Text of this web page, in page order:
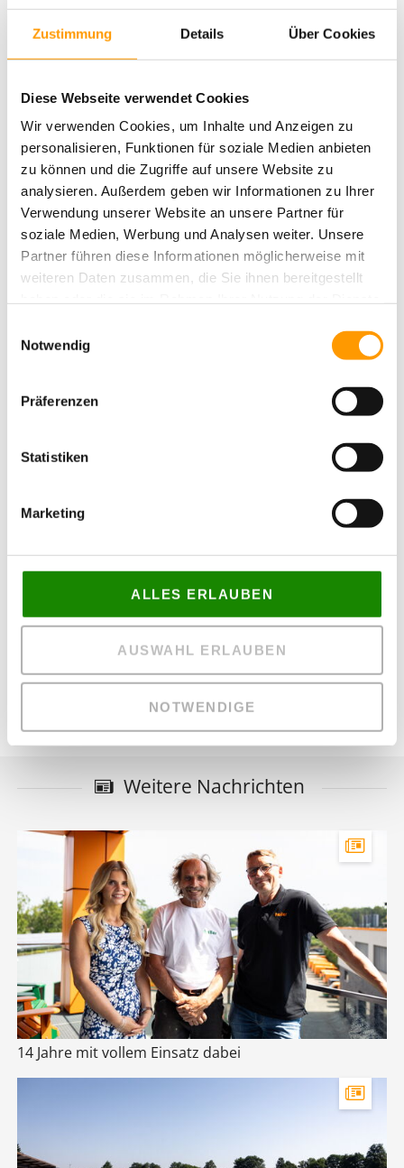
Zustimmung Details Über Cookies
Diese Webseite verwendet Cookies
Wir verwenden Cookies, um Inhalte und Anzeigen zu
personalisieren, Funktionen für soziale Medien anbieten
zu können und die Zugriffe auf unsere Website zu
analysieren. Außerdem geben wir Informationen zu Ihrer
Verwendung unserer Website an unsere Partner für
soziale Medien, Werbung und Analysen weiter. Unsere
Partner führen diese Informationen möglicherweise mit
weiteren Daten zusammen, die Sie ihnen bereitgestellt
Cookies, wenn Sie unsere Webseite weiterhin nutzen.
Notwendig
Präferenzen
Statistiken
Marketing
ALLES ERLAUBEN
AUSWAHL ERLAUBEN
NOTWENDIGE
Eckfahnen verbaut.
mit 275 Meter Barrieren und Pflasterflächen von 1210
Talentscouts ausreichend Platz, um das Geschehen auf dem Spielfeld
zu verfolgen. Wir wünschen dem „Talentwerk“ des VfL Bochum viel
Spaß und Erfolg auf der neuen Spielstätte.
Weitere Nachrichten
14 Jahre mit vollem Einsatz dabei